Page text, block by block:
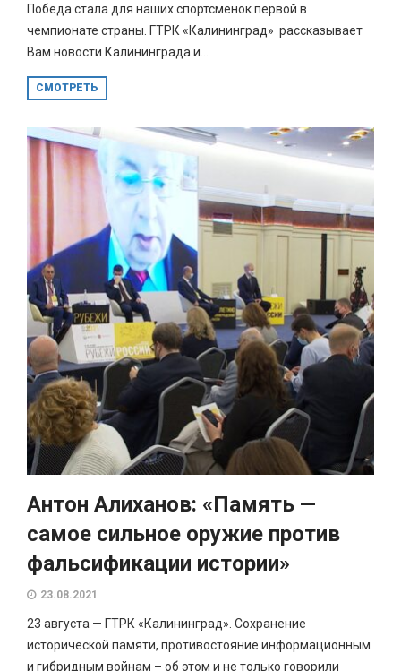
Победа стала для наших спортсменок первой в
чемпионате страны. ГТРК «Калининград» рассказывает
Вам новости Калининграда и...
СМОТРЕТЬ
Антон Алиханов: «Память —
самое сильное оружие против
фальсификации истории»
23.08.2021
23 августа — ГТРК «Калининград». Сохранение
исторической памяти, противостояние информационным
и гибридным войнам – об этом и не только говорили